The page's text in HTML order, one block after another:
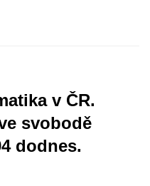
v ČR.
svobodě
dodnes.